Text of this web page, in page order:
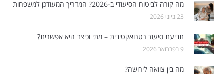
מה קורה לביטוח הסיעודי ב-2026? המדריך המעודכן למשפחות
23 ביוני 2026
תביעת סיעוד רטרואקטיבית – מתי וכיצד היא אפשרית?
9 בפברואר 2026
מה בין צוואה לירושה?